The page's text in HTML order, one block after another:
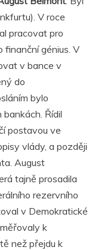
V roce
pracovat pro
finanční génius. V
v bance v
do
bylo
Řídil
postavou ve
vlády, a později
August
tajně prosadila
rezervního
v Demokratické
k
než přejdu k